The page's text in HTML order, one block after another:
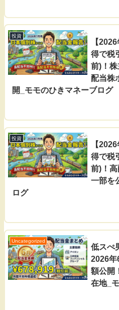
投資
【
得で税
前)！
配当株
開_モモのひきマネーブログ
投資
【
得で税
前)！
一部を
ログ
Uncategorized
低スぺ
2026年
額公開
在地_